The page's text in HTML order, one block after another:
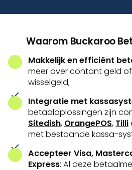
Waarom Buckaroo
Makkelijk en efficiënt
meer over contant geld
wisselgeld;
Integratie met
betaaloplossingen zijn
Sitedish, OrangePOS, Tilli
met bestaande kassa-
Accepteer Visa,
Express: Al deze